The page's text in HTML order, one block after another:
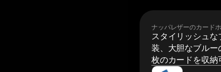
ナッパレザーのカード
スタイリッシュ
装、大胆なブルー
枚のカードを収納